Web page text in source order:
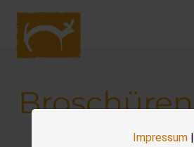
Navigation
überspringen
Broschüren
Impressum |